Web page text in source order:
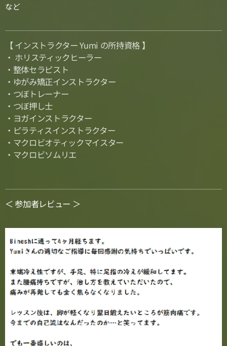
など
【 インストラクター Yumi の所持資格 】
・ ホリスティックヒーラー
・整体セラピスト
・ゆがみ矯正インストラクター
・つぼトレーナー
・つぼ押し士
・ヨガインストラクター
・ピラティスインストラクター
・マクロビオティックマイスター
・マクロビソムリエ
＜ 参加者レビュー ＞